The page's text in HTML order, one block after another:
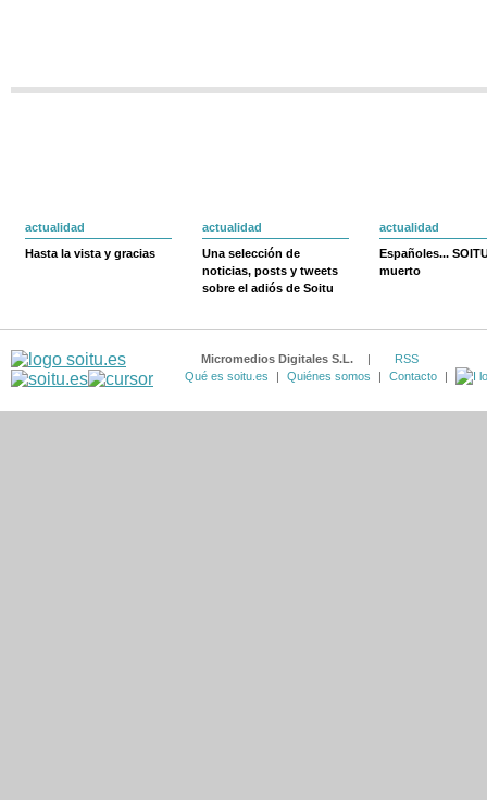
actualidad
Hasta la vista y gracias
actualidad
Una selección de
noticias, posts y tweets
sobre el adiós de Soitu
actualidad
Españoles...
muerto
Micromedios Digitales S.L. |
RSS
Qué es soitu.es
| Quiénes somos | Contacto |